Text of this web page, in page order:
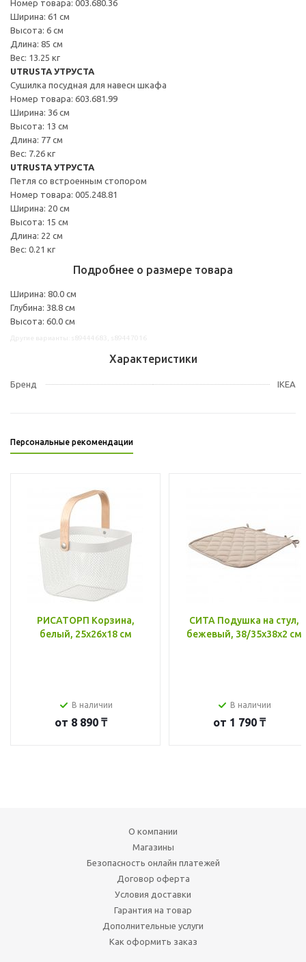
Номер товара: 003.680.36
Ширина: 61 см
Высота: 6 см
Длина: 85 см
Вес: 13.25 кг
UTRUSTA УТРУСТА
Сушилка посудная для навесн шкафа
Номер товара: 603.681.99
Ширина: 36 см
Высота: 13 см
Длина: 77 см
Вес: 7.26 кг
UTRUSTA УТРУСТА
Петля со встроенным стопором
Номер товара: 005.248.81
Ширина: 20 см
Высота: 15 см
Длина: 22 см
Вес: 0.21 кг
Подробнее о размере товара
Ширина: 80.0 см
Глубина: 38.8 см
Высота: 60.0 см
Характеристики
Бренд IKEA
Персональные рекомендации
РИСАТОРП Корзина,
белый, 25x26x18 см
В наличии
от 8 890 ₸
СИТА Подушка на стул,
бежевый, 38/35x38x2 см
В наличии
от 1 790 ₸
О компании
Магазины
Безопасность онлайн платежей
Договор оферта
Условия доставки
Гарантия на товар
Дополнительные услуги
Как оформить заказ